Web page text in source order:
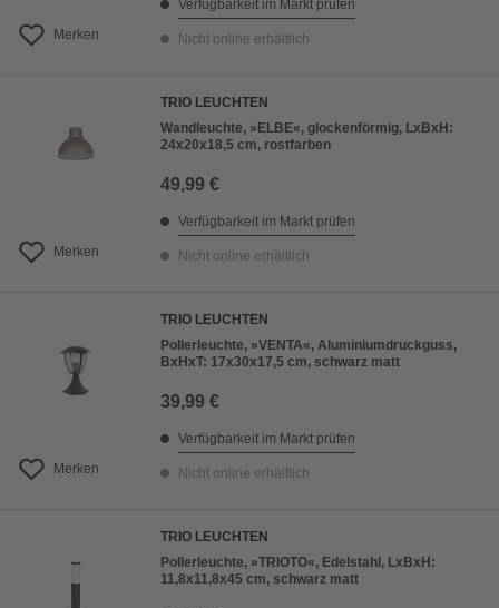
Merken
Verfügbarkeit im Markt prüfen
Nicht online erhältlich
Merken
TRIO LEUCHTEN
Wandleuchte, »ELBE«, glockenförmig, LxBxH:
24x20x18,5 cm, rostfarben
49,99 €
Verfügbarkeit im Markt prüfen
Nicht online erhältlich
Merken
TRIO LEUCHTEN
Pollerleuchte, »VENTA«, Aluminiumdruckguss,
BxHxT: 17x30x17,5 cm, schwarz matt
39,99 €
Verfügbarkeit im Markt prüfen
Nicht online erhältlich
TRIO LEUCHTEN
Pollerleuchte, »TRIOTO«, Edelstahl, LxBxH:
11,8x11,8x45 cm, schwarz matt